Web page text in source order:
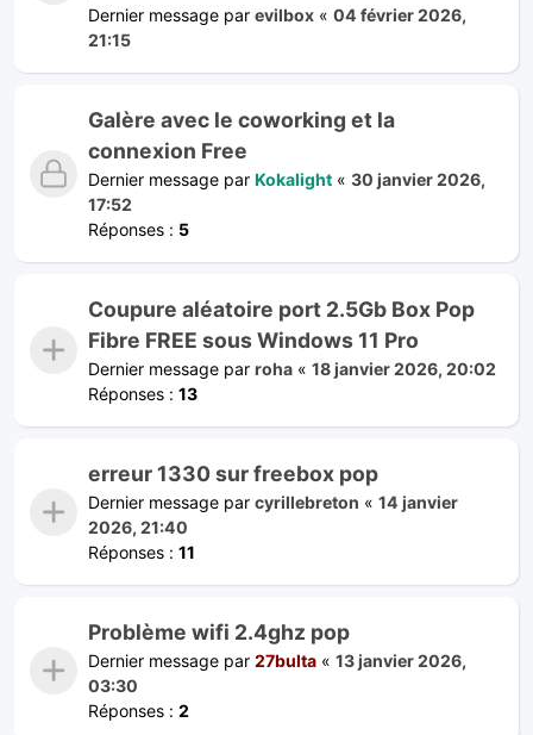
Dernier message par evilbox « 04 février 2026,
21:15
Galère avec le coworking et la
connexion Free
Dernier message par Kokalight « 30 janvier 2026,
17:52
Réponses : 5
Coupure aléatoire port 2.5Gb Box Pop
Fibre FREE sous Windows 11 Pro
Dernier message par roha « 18 janvier 2026, 20:02
Réponses : 13
erreur 1330 sur freebox pop
Dernier message par cyrillebreton « 14 janvier
2026, 21:40
Réponses : 11
Problème wifi 2.4ghz pop
Dernier message par 27bulta « 13 janvier 2026,
03:30
Réponses : 2